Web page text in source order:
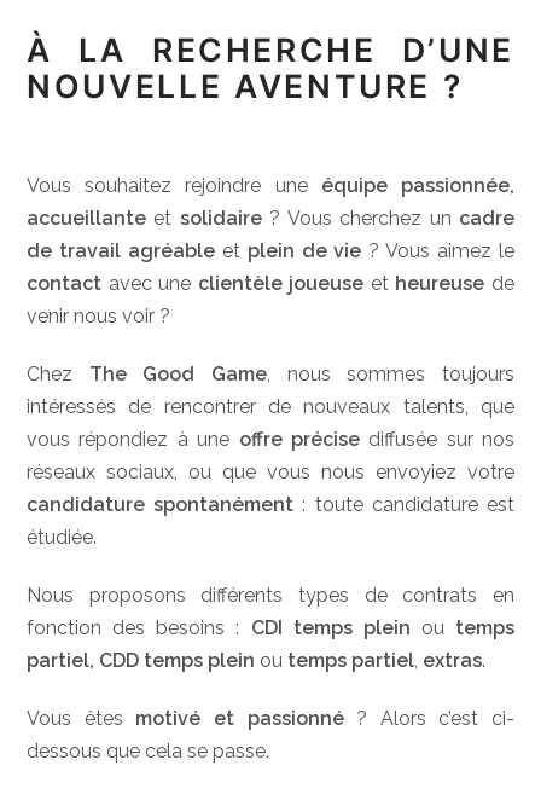
À LA RECHERCHE D’UNE
NOUVELLE AVENTURE ?
Vous souhaitez rejoindre une équipe passionnée,
accueillante et solidaire? Vous cherchez un cadre
de travail agréable et plein de vie ? Vous aimez le
contact avec une clientèle joueuse et heureuse de
venir nous voir ?
Chez The Good Game , nous sommes toujours
intéressés de rencontrer de nouveaux talents, que
vous répondiez à une offre précisediffusée sur nos
réseaux sociaux, ou que vous nous envoyiez votre
candidature spontanément : toute candidature est
étudiée.
Nous proposons différents types de contrats en
fonction des besoins : CDI temps plein ou temps
partiel, CDD temps plein ou temps partiel extras.
Vous êtes motivé et passionné? Alors c’est ci-
dessous que cela se passe.